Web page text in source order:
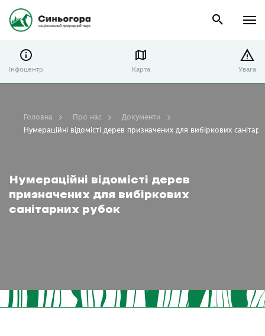
Інфоцентр Карта Увага
Нумераційні відомісті дерев
призначених для вибіркових
санітарних рубок
Головна Про нас
Документи
Нумераційні відомісті дерев призначених для вибіркових